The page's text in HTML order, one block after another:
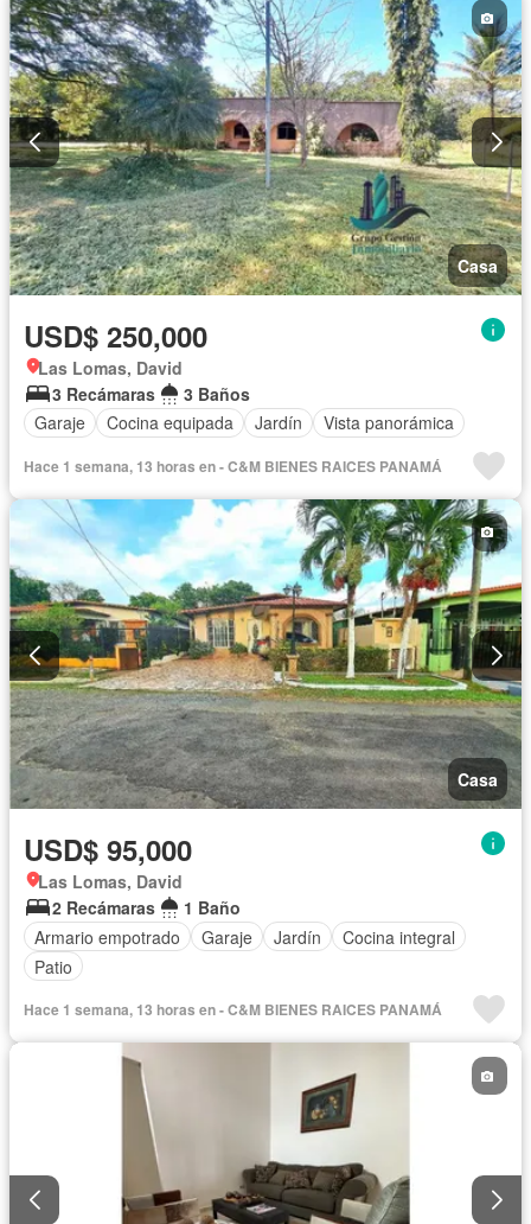
Casa
USD$ 250,000
Las Lomas, David
3 Recámaras
3 Baños
Garaje
Cocina equipada Jardín Vista panorámica
Hace 1 semana, 13 horas en - C&M BIENES RAICES PANAMÁ
Casa
USD$ 95,000
Las Lomas, David
2 Recámaras
1 Baño
Armario empotrado
Garaje Jardín
Cocina integral
Patio
Hace 1 semana, 13 horas en - C&M BIENES RAICES PANAMÁ